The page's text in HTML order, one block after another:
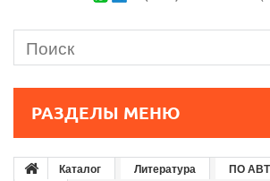
РАЗДЕЛЫ МЕНЮ
Каталог Литература ПО